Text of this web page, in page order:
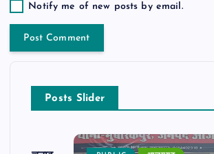
Notify me of new posts by email.
Posts Slider